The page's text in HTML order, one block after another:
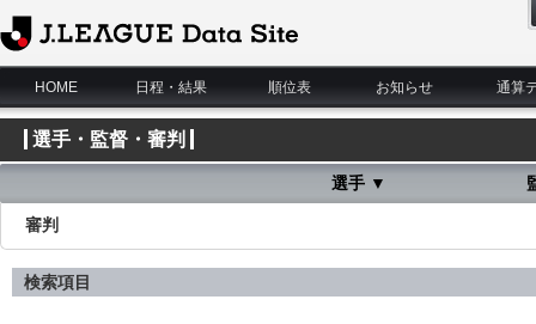
J.League Data Site
HOME
日程・結果 順位表 お知らせ 通算
選手・監督・審判
選手 ▼
審判
検索項目